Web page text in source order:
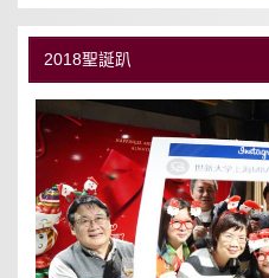
2018聖誕趴